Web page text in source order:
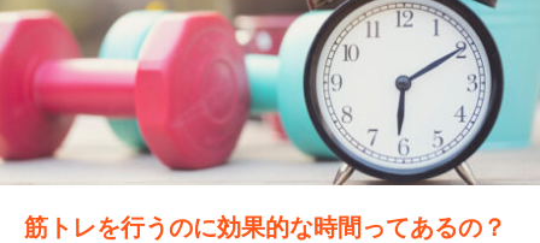
筋トレを行うのに効果的な時間ってあるの？